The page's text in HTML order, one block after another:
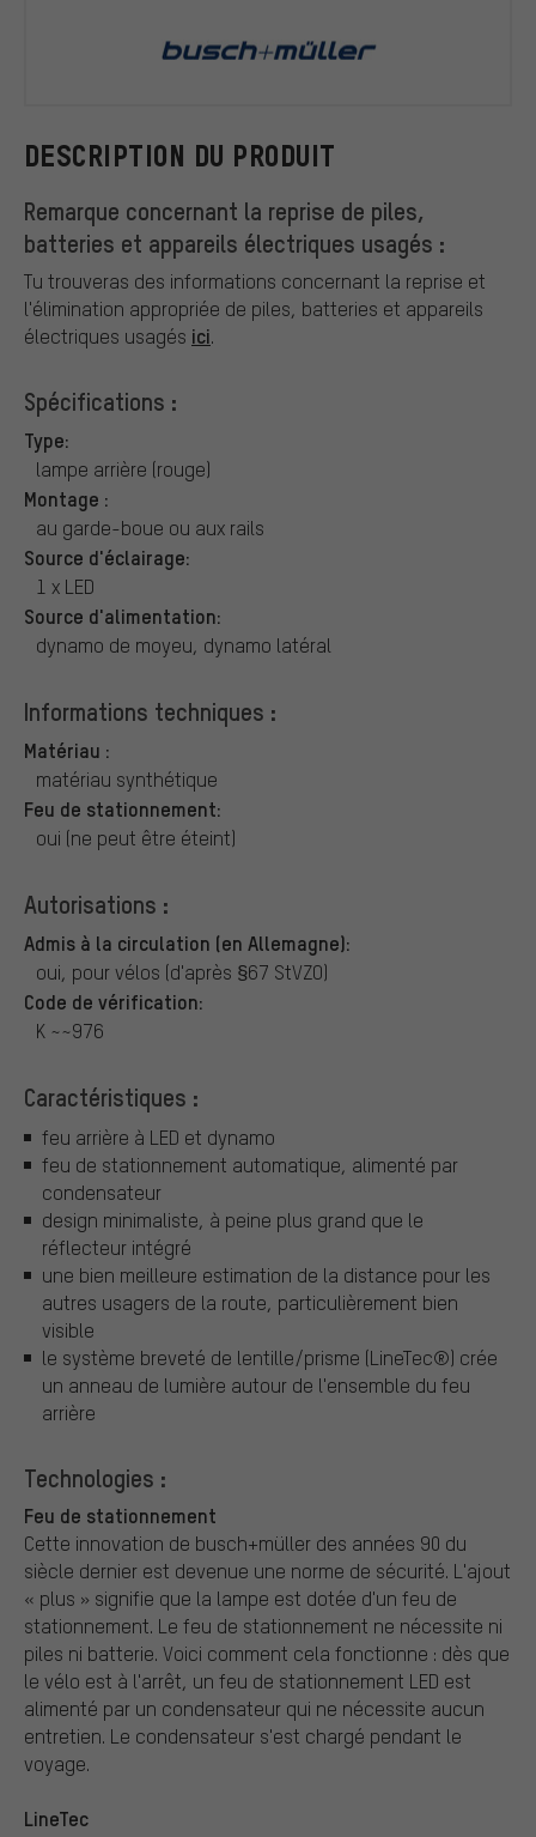
DESCRIPTION DU PRODUIT
Remarque concernant la reprise de piles,
batteries et appareils électriques usagés :
Tu trouveras des informations concernant la reprise et
l'élimination appropriée de piles, batteries et appareils
électriques usagés ici.
Spécifications :
Type:
lampe arrière (rouge)
Montage :
au garde-boue ou aux rails
Source d'éclairage:
1 x LED
Source d'alimentation:
dynamo de moyeu, dynamo latéral
Informations techniques :
Matériau :
matériau synthétique
Feu de stationnement:
oui (ne peut être éteint)
Autorisations :
Admis à la circulation (en Allemagne):
oui, pour vélos (d'après §67 StVZO)
Code de vérification:
K ~~976
Caractéristiques :
feu arrière à LED et dynamo
feu de stationnement automatique, alimenté par
condensateur
design minimaliste, à peine plus grand que le
réflecteur intégré
une bien meilleure estimation de la distance pour les
autres usagers de la route, particulièrement bien
visible
le système breveté de lentille/prisme (LineTec®) crée
un anneau de lumière autour de l'ensemble du feu
arrière
Technologies :
Feu de stationnement
Cette innovation de busch+müller des années 90 du
siècle dernier est devenue une norme de sécurité. L'ajout
« plus » signifie que la lampe est dotée d'un feu de
stationnement. Le feu de stationnement ne nécessite ni
piles ni batterie. Voici comment cela fonctionne : dès que
le vélo est à l'arrêt, un feu de stationnement LED est
alimenté par un condensateur qui ne nécessite aucun
entretien. Le condensateur s'est chargé pendant le
voyage.
LineTec